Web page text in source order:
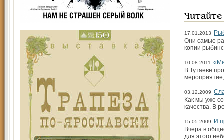
17.01.2013
Они самые
копии
10.08.2011
В Тутаеве
03.12.2009
Как мы уже
качества. В
15.05.2009
И
Вчера в
для этого